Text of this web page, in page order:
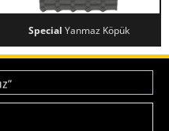
SPECIAL YANMAZ KÖPÜK
Special Yanmaz Köpük